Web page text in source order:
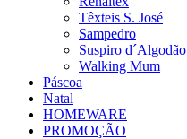
Têxteis S. José
Sampedro
Suspiro d´Algodão
Walking Mum
Páscoa
Natal
HOMEWARE
PROMOÇÃO